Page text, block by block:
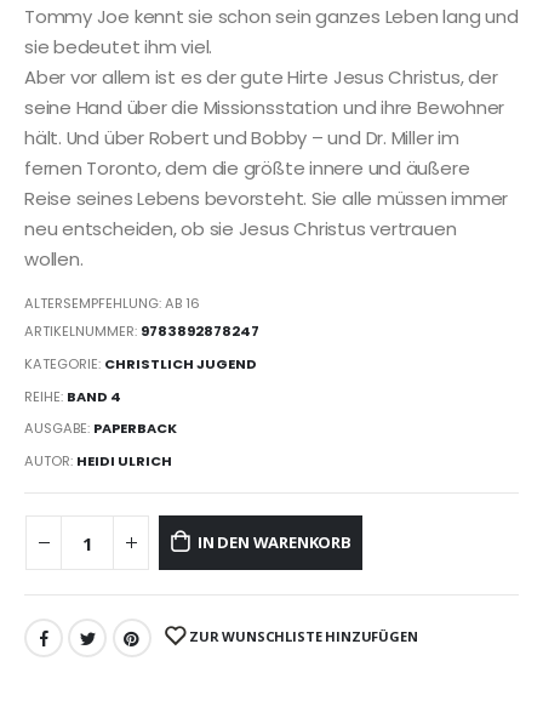
Tommy Joe kennt sie schon sein ganzes Leben lang und
sie bedeutet ihm viel.
Aber vor allem ist es der gute Hirte Jesus Christus, der
seine Hand über die Missionsstation und ihre Bewohner
hält. Und über Robert und Bobby – und Dr. Miller im
fernen Toronto, dem die größte innere und äußere
Reise seines Lebens bevorsteht. Sie alle müssen immer
neu entscheiden, ob sie Jesus Christus vertrauen
wollen.
ALTERSEMPFEHLUNG: AB 16
ARTIKELNUMMER: 9783892878247
KATEGORIE: CHRISTLICH JUGEND
REIHE: BAND 4
AUSGABE: PAPERBACK
AUTOR: HEIDI ULRICH
IN DEN WARENKORB
ZUR WUNSCHLISTE HINZUFÜGEN